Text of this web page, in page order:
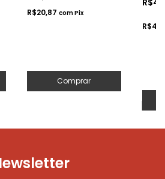
Cosméticos ou
Artesanatos
R$20,87 comPix
Comprar